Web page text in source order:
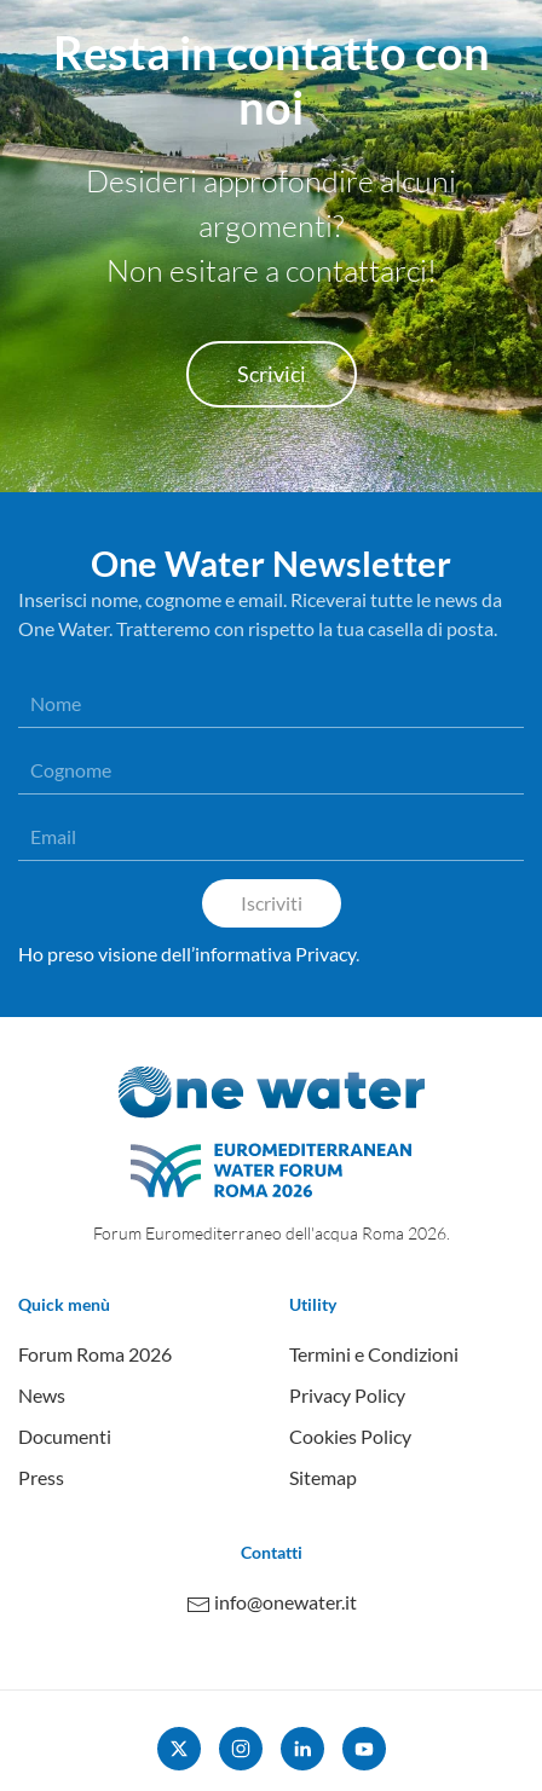
Resta in contattocon
noi
Desideri approfondire alcuni
argomenti?
Non esitare a contattarci!
Scrivici
One Water Newsletter
Inserisci nome, cognome e email. Riceverai tutte le news da
One Water. Tratteremo con rispetto la tua casella di posta.
Iscriviti
Ho preso visione dell’informativa Privacy.
Forum Euromediterraneo dell'acqua Roma 2026.
Quick menù
Forum Roma 2026
News
Documenti
Press
Utility
Termini e Condizioni
Privacy Policy
Cookies Policy
Sitemap
Contatti
info@onewater.it